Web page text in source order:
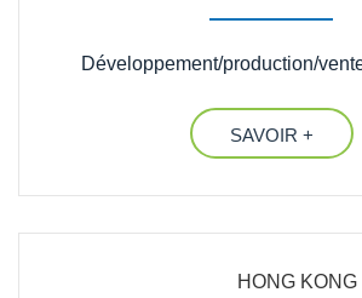
Développement/production/
SAVOIR +
HONG KONG